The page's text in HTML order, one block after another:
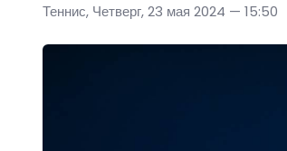
Теннис, Четверг, 23 мая 2024 — 15:50